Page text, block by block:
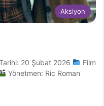
Aksiyon
20 Şubat 2026
Film
Yönetmen: Ric Roman